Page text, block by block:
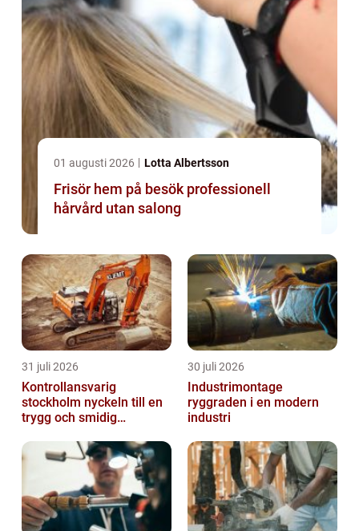
01 augusti 2026 Lotta Albertsson
Frisör hem på besök professionell
hårvård utan salong
31 juli 2026
Kontrollansvarig
stockholm nyckeln till en
trygg och smidig
30 juli 2026
Industrimontage
ryggraden i en modern
industri